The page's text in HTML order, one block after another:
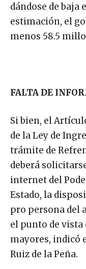
dándose de baja
estimación, el
menos 58.5
FALTA DE
Si bien, el
de la Ley de
trámite de
deberá
internet del
Estado, la
pro persona del
el punto de vista
mayores, indicó
Ruiz de la Peña.